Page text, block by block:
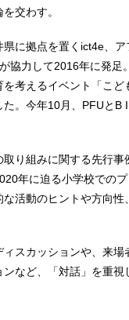
交わす。
に拠点を置くict4e、
協力して2016年に発足
考えるイベント「こど
。今年10月、PFUとB
り組みに関する先行事
年に迫る小学校での
活動のヒントや方向性
スカッションや、来場
など、「対話」を重視